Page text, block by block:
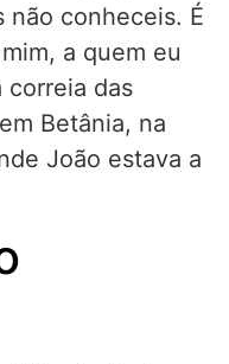
não conheceis. É
a quem eu
correia das
Betânia, na
João estava a